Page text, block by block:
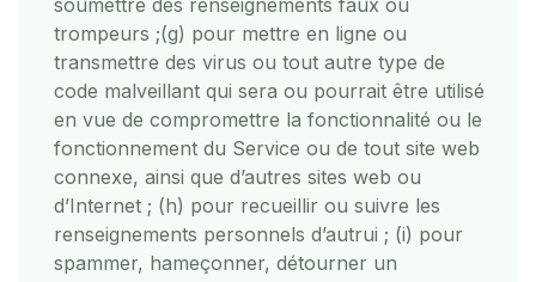
soumettre des renseignements faux ou
trompeurs ;(g) pour mettre en ligne ou
transmettre des virus ou tout autre type de
code malveillant qui sera ou pourrait être utilisé
en vue de compromettre la fonctionnalité ou le
fonctionnement du Service ou de tout site web
connexe, ainsi que d’autres sites web ou
d’Internet ; (h) pour recueillir ou suivre les
renseignements personnels d’autrui ; (i) pour
spammer, hameçonner, détourner un